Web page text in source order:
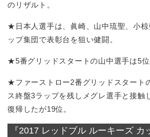
のリザルト。
★日本人選手は、眞崎、山中琉聖、小椋
ップ集団で表彰台を狙い健闘。
★5番グリッドスタートの山中選手は5位
★ファーストロー2番グリッドスタート
ス終盤3ラップを残しメグレ選手と接触
復帰したが19位。
『2017 レッドブル ルーキーズ カ